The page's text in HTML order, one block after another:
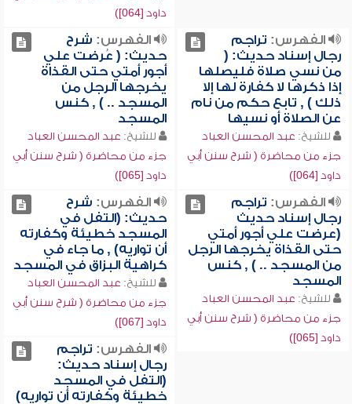
داود [064])
الفهرس: تراجم
رجال إسناد حديث: (
من نسي صلاة فليصلها
إذا ذكرها لا كفارة لها إلا
ذلك ) , تابع حكم من نام
عن الصلاة أو نسيها
للشيخ: عبد المحسن العباد
جزء من محاضرة ( شرح سنن أبي
داود [064])
الفهرس: شرح
حديث: ( عُرضت علي
أجور أمتي حتى القذاة
يخرجها الرجل من
المسجد .. ) , كنس
المسجد
للشيخ: عبد المحسن العباد
جزء من محاضرة ( شرح سنن أبي
داود [065])
الفهرس: تراجم
رجال إسناد حديث
(عرضت علي أجور أمتي
حتى القذاة يخرجها الرجل
من المسجد .. ) , كنس
المسجد
للشيخ: عبد المحسن العباد
جزء من محاضرة ( شرح سنن أبي
داود [065])
الفهرس: شرح
حديث: (التفل في
المسجد خطيئة وكفارته
أن تواريه) , ما جاء في
كراهية البزاق في المسجد
للشيخ: عبد المحسن العباد
جزء من محاضرة ( شرح سنن أبي
داود [067])
الفهرس: تراجم
رجال إسناد حديث:
(التفل في المسجد
خطيئة وكفارته أن تواريه)